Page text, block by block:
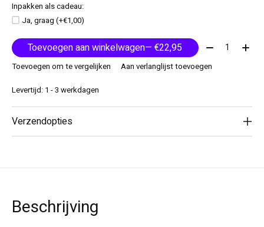
Inpakken als cadeau:
Ja, graag (+€1,00)
Toevoegen aan winkelwagen — €22,95 Aantal:
Toevoegen om te vergelijken
Aan verlanglijst toevoegen
Levertijd: 1 - 3 werkdagen
Verzendopties
Beschrijving